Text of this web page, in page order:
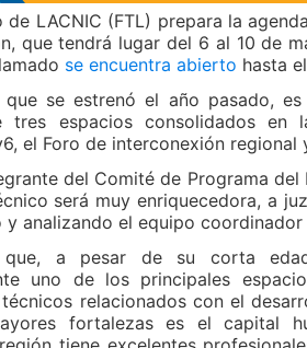
de LACNIC (FTL) prepara la
que tendrá lugar del 6 al 10 de
se encuentra abierto hasta
que se estrenó el año pasado,
tres espacios consolidados en
el Foro de interconexión regional
del Comité de Programa
será muy enriquecedora, a
y analizando el equipo
que, a pesar de su corta
uno de los principales
relacionados con el
fortalezas es el capital